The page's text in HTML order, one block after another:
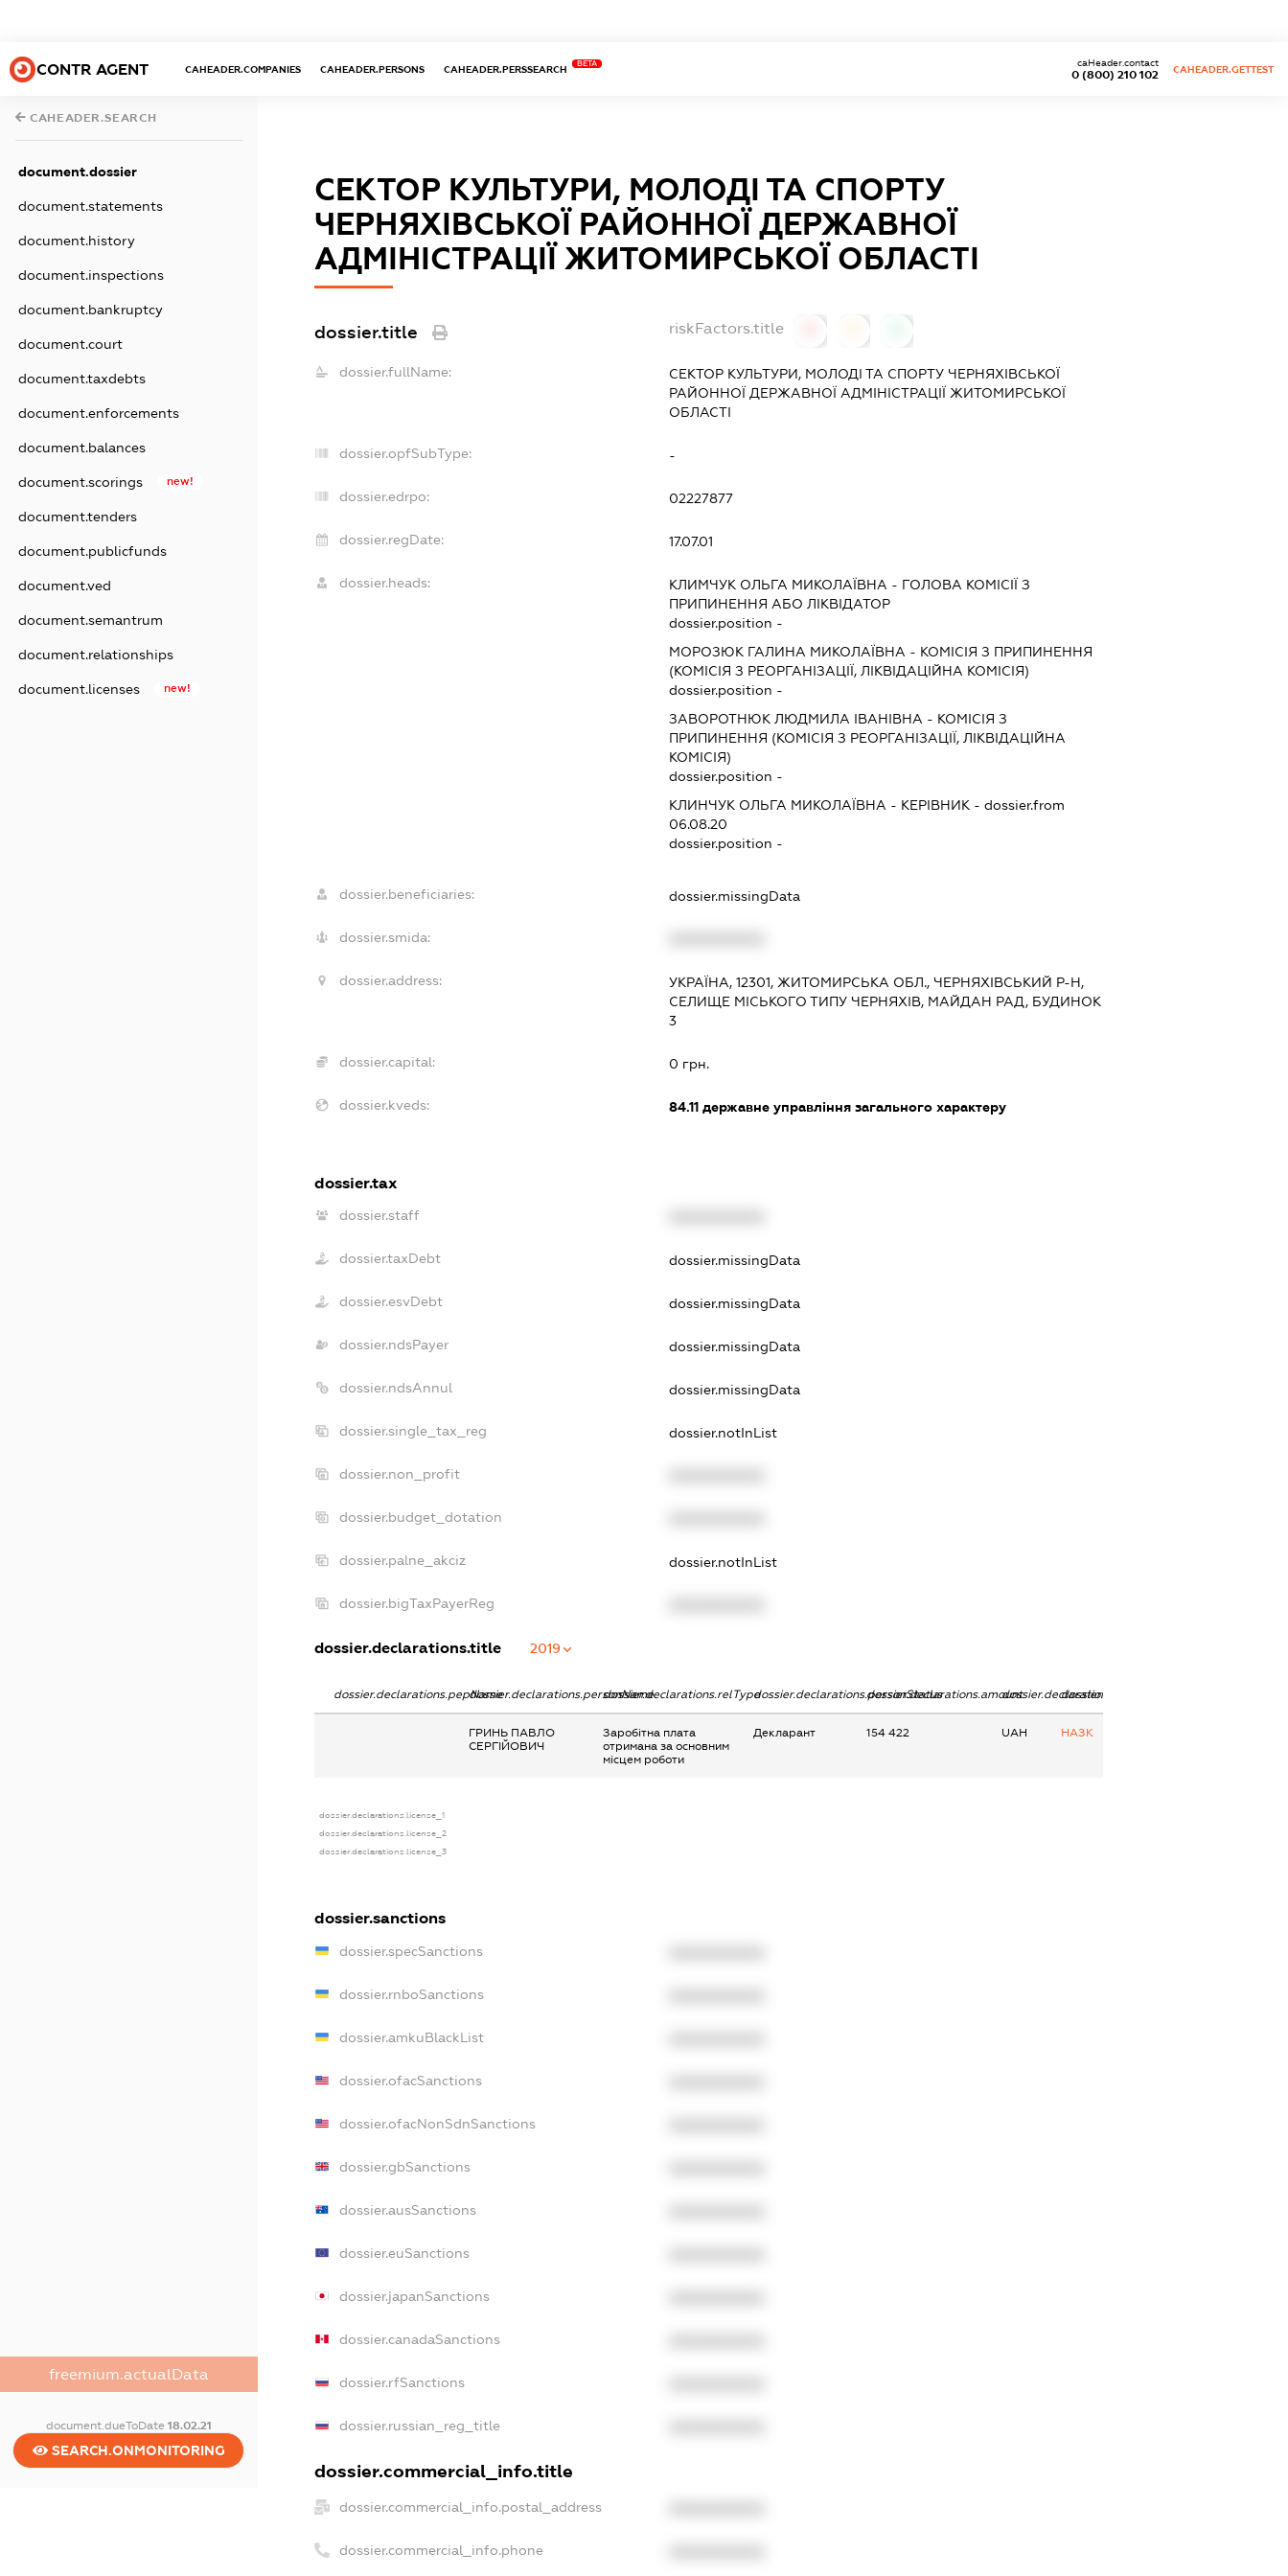
CONTR AGENT CAHEADER.COMPANIES CAHEADER.PERSONS CAHEADER.PERSSEARCH
BETA
0 (800) 210 102
caHeader.contact
CAHEADER.GETTEST
CAHEADER.SEARCH
document.dossier
document.statements
document.history
document.inspections
document.bankruptcy
document.court
document.taxdebts
document.enforcements
document.balances
document.scorings new!
document.tenders
document.publicfunds
document.ved
document.semantrum
document.relationships
document.licenses new!
freemium.actualData
document.dueToDate 18.02.21
SEARCH.ONMONITORING
СЕКТОР КУЛЬТУРИ, МОЛОДІ ТА СПОРТУ
ЧЕРНЯХІВСЬКОЇ РАЙОННОЇ ДЕРЖАВНОЇ
АДМІНІСТРАЦІЇ ЖИТОМИРСЬКОЇ ОБЛАСТІ
dossier.title riskFactors.title
dossier.fullName:
СЕКТОР КУЛЬТУРИ, МОЛОДІ ТА СПОРТУ ЧЕРНЯХІВСЬКОЇ
РАЙОННОЇ ДЕРЖАВНОЇ АДМІНІСТРАЦІЇ ЖИТОМИРСЬКОЇ
ОБЛАСТІ
dossier.opfSubType: -
dossier.edrpo: 02227877
dossier.regDate: 17.07.01
dossier.heads: КЛИМЧУК ОЛЬГА МИКОЛАЇВНА - ГОЛОВА КОМІСІЇ З
ПРИПИНЕННЯ АБО ЛІКВІДАТОР
dossier.position -
МОРОЗЮК ГАЛИНА МИКОЛАЇВНА - КОМІСІЯ З ПРИПИНЕННЯ
(КОМІСІЯ З РЕОРГАНІЗАЦІЇ, ЛІКВІДАЦІЙНА КОМІСІЯ)
dossier.position -
ЗАВОРОТНЮК ЛЮДМИЛА ІВАНІВНА - КОМІСІЯ З
ПРИПИНЕННЯ (КОМІСІЯ З РЕОРГАНІЗАЦІЇ, ЛІКВІДАЦІЙНА
КОМІСІЯ)
dossier.position -
КЛИНЧУК ОЛЬГА МИКОЛАЇВНА - КЕРІВНИК - dossier.from
06.08.20
dossier.position -
dossier.beneficiaries: dossier.missingData
dossier.smida:
dossier.address:
УКРАЇНА, 12301, ЖИТОМИРСЬКА ОБЛ., ЧЕРНЯХІВСЬКИЙ Р-Н,
СЕЛИЩЕ МІСЬКОГО ТИПУ ЧЕРНЯХІВ, МАЙДАН РАД, БУДИНОК
3
dossier.capital: 0 грн.
dossier.kveds: 84.11 державне управління загального характеру
dossier.tax
dossier.staff
dossier.taxDebt dossier.missingData
dossier.esvDebt dossier.missingData
dossier.ndsPayer dossier.missingData
dossier.ndsAnnul dossier.missingData
dossier.single_tax_reg dossier.notInList
dossier.non_profit
dossier.budget_dotation
dossier.palne_akciz dossier.notInList
dossier.bigTaxPayerReg
dossier.declarations.title 2019
dossier.declarations.pepNamedossier.declarations.personNamedossier.declarations.relTypedossier.declarations.personStatusdossier.declarations.amountdossier.declarations.currency
dossier.declarations.source
ГРИНЬ ПАВЛО
СЕРГІЙОВИЧ
Заробітна плата
отримана за основним
місцем роботи
Декларант 154 422 UAH НАЗК
dossier.declarations.license_1
dossier.declarations.license_2
dossier.declarations.license_3
dossier.sanctions
dossier.specSanctions
dossier.rnboSanctions
dossier.amkuBlackList
dossier.ofacSanctions
dossier.ofacNonSdnSanctions
dossier.gbSanctions
dossier.ausSanctions
dossier.euSanctions
dossier.japanSanctions
dossier.canadaSanctions
dossier.rfSanctions
dossier.russian_reg_title
dossier.commercial_info.title
dossier.commercial_info.postal_address
dossier.commercial_info.phone